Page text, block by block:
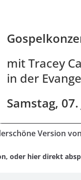
mit Tracey
in der
Samstag,
Version
oder hier direkt